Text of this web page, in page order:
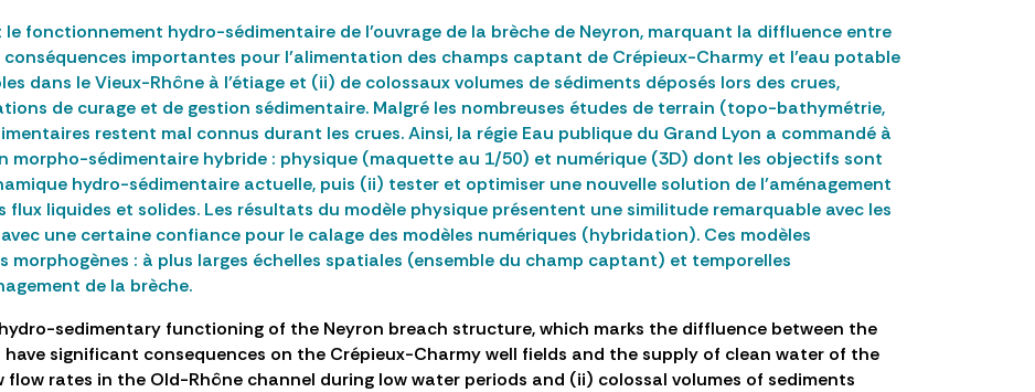
fonctionnement hydro-sédimentaire de l’ouvrage de la brèche de Neyron, marquant la diffluence entre
importantes pour l’alimentation des champs captant de Crépieux-Charmy et l’eau potable
dans le Vieux-Rhône à l’étiage et (ii) de colossaux volumes de sédiments déposés lors des crues,
de curage et de gestion sédimentaire. Malgré les nombreuses études de terrain (topo-bathymétrie,
restent mal connus durant les crues. Ainsi, la régie Eau publique du Grand Lyon a commandé à
morpho-sédimentaire hybride : physique (maquette au 1/50) et numérique (3D) dont les objectifs sont
hydro-sédimentaire actuelle, puis (ii) tester et optimiser une nouvelle solution de l’aménagement
liquides et solides. Les résultats du modèle physique présentent une similitude remarquable avec les
une certaine confiance pour le calage des modèles numériques (hybridation). Ces modèles
morphogènes : à plus larges échelles spatiales (ensemble du champ captant) et temporelles
de la brèche.
sedimentary functioning of the Neyron breach structure, which marks the diffluence between the
significant consequences on the Crépieux-Charmy well fields and the supply of clean water of the
rates in the Old-Rhône channel during low water periods and (ii) colossal volumes of sediments